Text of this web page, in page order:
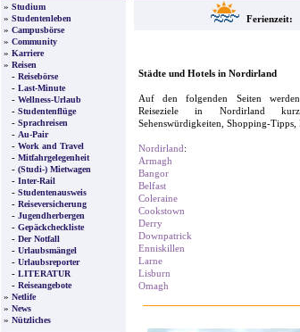
» Studium
» Studentenleben
» Campusbörse
» Community
» Karriere
» Reisen
- Reisebörse
- Last-Minute
- Wellness-Urlaub
- Studentenflüge
- Sprachreisen
- Au-Pair
- Work and Travel
- Mitfahrgelegenheit
- (Studi-) Mietwagen
- Inter-Rail
- Studentenausweis
- Reiseversicherung
- Jugendherbergen
- Gepäckcheckliste
- Der Notfall
- Urlaubsmängel
- Urlaubsreporter
- LITERATUR
- Reiseangebote
» Netlife
» News
» Nützliches
Ferienzeit:
Städte und Hotels in Nordirland
Auf den folgenden Seiten werden
Reiseziele in Nordirland kurz
Sehenswürdigkeiten, Shopping-Tipps,
Nordirland:
Armagh
Bangor
Belfast
Coleraine
Cookstown
Derry
Downpatrick
Enniskillen
Larne
Lisburn
Omagh